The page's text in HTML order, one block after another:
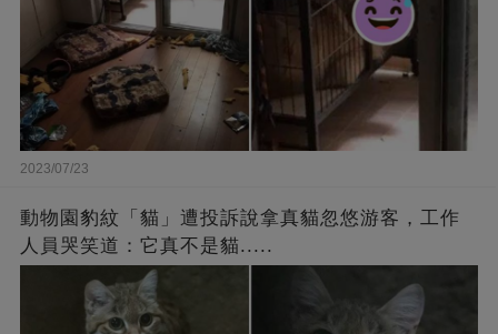
2023/07/23
動物園豹紋「貓」遭投訴說拿真貓忽悠游客，工作
人員哭笑道：它真不是貓.....